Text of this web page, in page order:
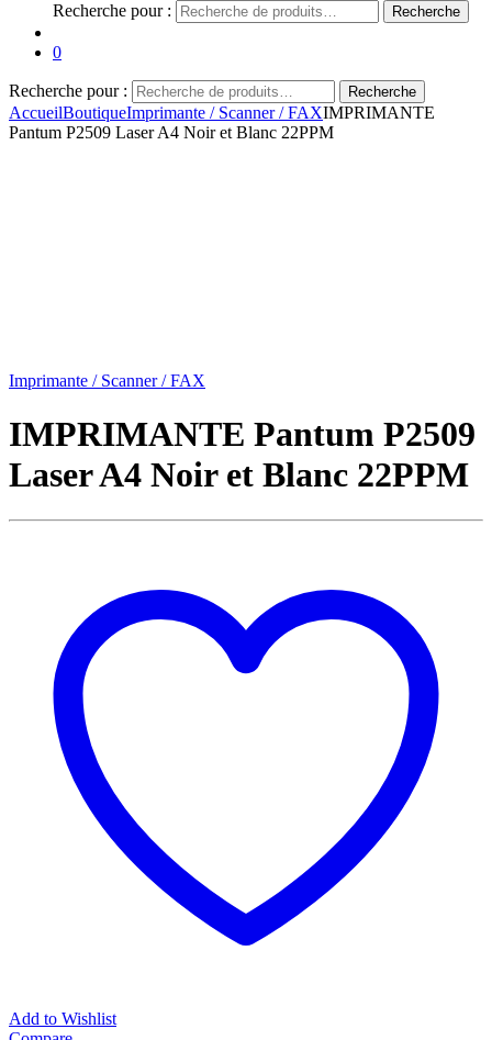
Recherche pour :
Recherche
0
Recherche pour : Recherche
AccueilBoutiqueImprimante / Scanner / FAXIMPRIMANTE
Pantum P2509 Laser A4 Noir et Blanc 22PPM
Imprimante / Scanner / FAX
IMPRIMANTE Pantum P2509
Laser A4 Noir et Blanc 22PPM
Add to Wishlist